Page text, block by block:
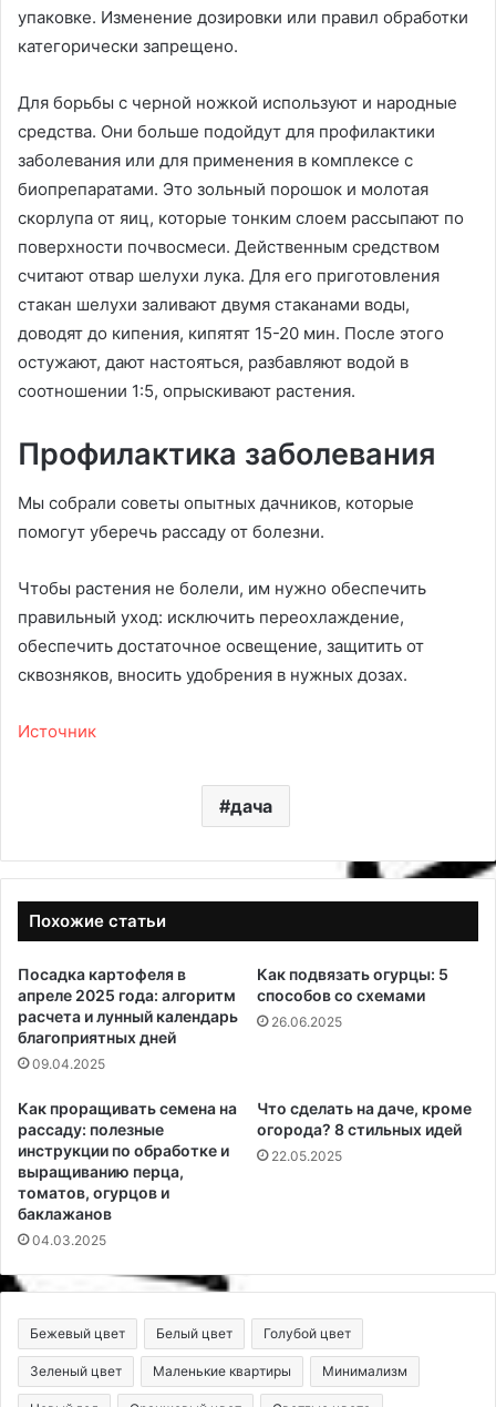
упаковке. Изменение дозировки или правил обработки
категорически запрещено.
Для борьбы с черной ножкой используют и народные
средства. Они больше подойдут для профилактики
заболевания или для применения в комплексе с
биопрепаратами. Это зольный порошок и молотая
скорлупа от яиц, которые тонким слоем рассыпают по
поверхности почвосмеси. Действенным средством
считают отвар шелухи лука. Для его приготовления
стакан шелухи заливают двумя стаканами воды,
доводят до кипения, кипятят 15-20 мин. После этого
остужают, дают настояться, разбавляют водой в
соотношении 1:5, опрыскивают растения.
Профилактика заболевания
Мы собрали советы опытных дачников, которые
помогут уберечь рассаду от болезни.
Чтобы растения не болели, им нужно обеспечить
правильный уход: исключить переохлаждение,
обеспечить достаточное освещение, защитить от
сквозняков, вносить удобрения в нужных дозах.
Источник
дача
Похожие статьи
Посадка картофеля в
апреле 2025 года: алгоритм
расчета и лунный календарь
благоприятных дней
09.04.2025
Как подвязать огурцы: 5
способов со схемами
26.06.2025
Как проращивать семена на
рассаду: полезные
инструкции по обработке и
выращиванию перца,
томатов, огурцов и
баклажанов
04.03.2025
Что сделать на даче, кроме
огорода? 8 cтильных идей
22.05.2025
Бежевый цвет Белый цвет Голубой цвет
Зеленый цвет Маленькие квартиры Минимализм